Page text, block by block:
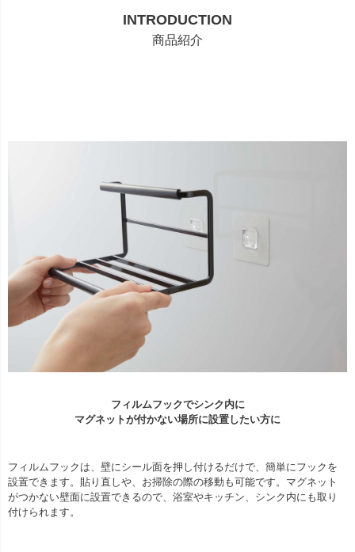
INTRODUCTION
商品紹介
フィルムフックでシンク内に
マグネットが付かない場所に設置したい方に
フィルムフックは、壁にシール面を押し付けるだけで、簡単にフックを
設置できます。貼り直しや、お掃除の際の移動も可能です。マグネット
がつかない壁面に設置できるので、浴室やキッチン、シンク内にも取り
付けられます。